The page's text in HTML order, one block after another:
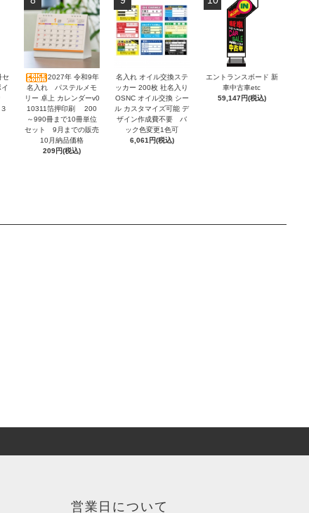
セ
2027年 令和9年
名入れ パステルメモ
リー 卓上 カレンダーv0
10311箔押印刷 200
～990冊まで10冊単位
セット 9月までの販売
10月納品価格
209円(税込)
名入れ オイル交換ステ
ッカー 200枚 社名入り
OSNC オイル交換 シー
ル カスタマイズ可能 デ
ザイン作成費不要 バ
ック色変更1色可
6,061円(税込)
エントランスボード 新
車中古車etc
59,147円(税込)
営業日について